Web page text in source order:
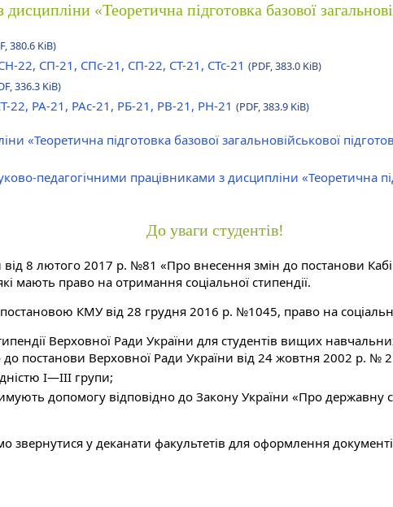
дисципліни «Теоретична підготовка базової
380.6 KiB)
22, СП-21, СПс-21, СП-22, СТ-21, СТс-21 (PDF, 383.0 KiB)
336.3 KiB)
22, РА-21, РАс-21, РБ-21, РВ-21, РН-21 (PDF, 383.9 KiB)
«Теоретична підготовка базової загальновійськової
педагогічними працівниками з дисципліни «Теоретична
До уваги студентів!
від 8 лютого 2017 р. №81 «Про внесення змін до постанови
мають право на отримання соціальної стипендії.
постановою КМУ від 28 грудня 2016 р. №1045, право на
Верховної Ради України для студентів вищих
до постанови Верховної Ради України від 24 жовтня 2002 р. №
I—III групи;
допомогу відповідно до Закону України «Про
звернутися у деканати факультетів для оформлення